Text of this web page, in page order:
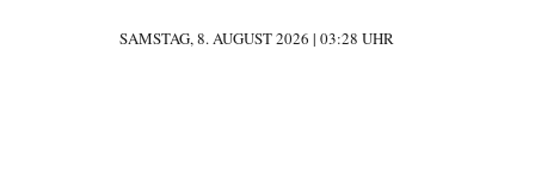
SAMSTAG, 8. AUGUST 2026 | 03:28 UHR